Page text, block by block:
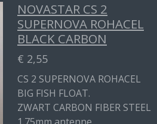
NOVASTAR CS 2
SUPERNOVA ROHACEL
BLACK CARBON
€ 2,55
CS 2 SUPERNOVA ROHACEL
BIG FISH FLOAT.
ZWART CARBON FIBER STEEL